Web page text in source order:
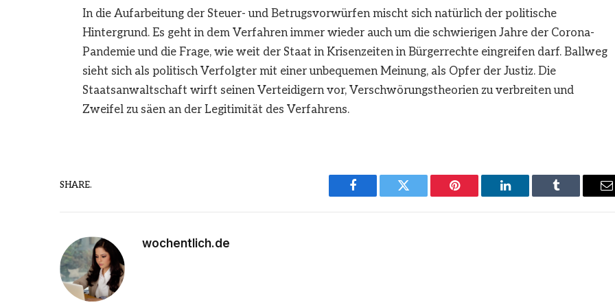
In die Aufarbeitung der Steuer- und Betrugsvorwürfen mischt sich natürlich der politische
Hintergrund. Es geht in dem Verfahren immer wieder auch um die schwierigen Jahre der Corona-
Pandemie und die Frage, wie weit der Staat in Krisenzeiten in Bürgerrechte eingreifen darf. Ballweg
sieht sich als politisch Verfolgter mit einer unbequemen Meinung, als Opfer der Justiz. Die
Staatsanwaltschaft wirft seinen Verteidigern vor, Verschwörungstheorien zu verbreiten und
Zweifel zu säen an der Legitimität des Verfahrens.
SHARE.
Facebook Twitter Pinterest LinkedIn Tumblr
wochentlich.de